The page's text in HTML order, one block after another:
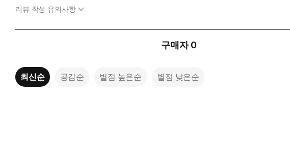
리뷰 작성 유의사항
구매자 0
최신순 공감순 별점 높은순 별점 낮은순